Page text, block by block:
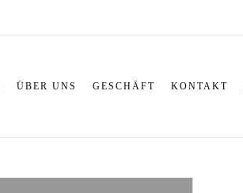
ÜBER UNS GESCHÄFT KONTAKT